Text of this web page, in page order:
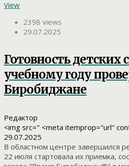
View
2398 views
29.07.2025
Готовность детских
учебному году
Биробиджане
Редактор
<img src=" <meta itemprop="url"
29.07.2025
В областном центре завершился
22 июля стартовала их приемка,